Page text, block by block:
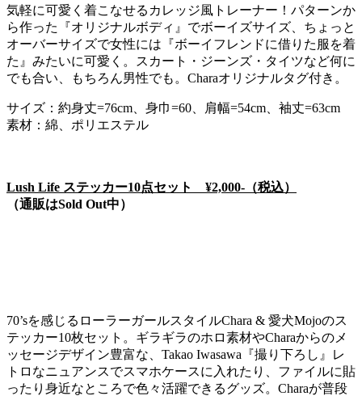
気軽に可愛く着こなせるカレッジ風トレーナー！パターンか
ら作った『オリジナルボディ』でボーイズサイズ、ちょっと
オーバーサイズで女性には『ボーイフレンドに借りた服を着
た』みたいに可愛く。スカート・ジーンズ・タイツなど何に
でも合い、もちろん男性でも。Charaオリジナルタグ付き。
サイズ：約身丈=76cm、身巾=60、肩幅=54cm、袖丈=63cm
素材：綿、ポリエステル
Lush Life ステッカー10点セット ¥2,000-（税込）
（通販はSold Out中）
70’sを感じるローラーガールスタイルChara & 愛犬Mojoのス
テッカー10枚セット。ギラギラのホロ素材やCharaからのメ
ッセージデザイン豊富な、Takao Iwasawa『撮り下ろし』レ
トロなニュアンスでスマホケースに入れたり、ファイルに貼
ったり身近なところで色々活躍できるグッズ。Charaが普段